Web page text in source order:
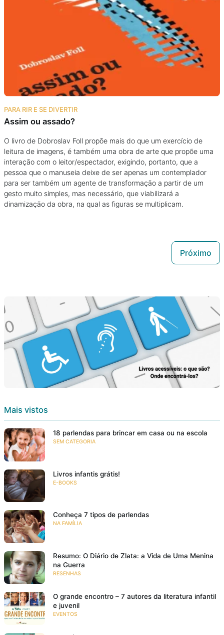
PARA RIR E SE DIVERTIR
Assim ou assado?
O livro de Dobroslav Foll propõe mais do que um exercício de
leitura de imagens, é também uma obra de arte que propõe uma
interação com o leitor/espectador, exigindo, portanto, que a
pessoa que o manuseia deixe de ser apenas um contemplador
para ser também um agente de transformação a partir de um
gesto muito simples, mas necessário, que viabilizará a
dinamização da obra, na qual as figuras se multiplicam.
Próximo
Mais vistos
18 parlendas para brincar em casa ou na escola
SEM CATEGORIA
Livros infantis grátis!
E-BOOKS
Conheça 7 tipos de parlendas
NA FAMÍLIA
Resumo: O Diário de Zlata: a Vida de Uma Menina
na Guerra
RESENHAS
O grande encontro – 7 autores da literatura infantil
e juvenil
EVENTOS